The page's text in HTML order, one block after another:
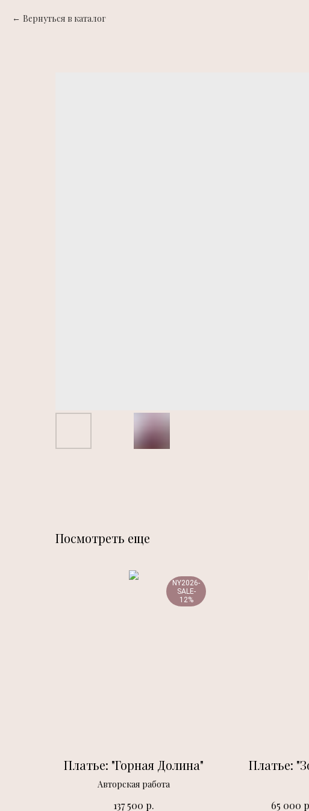
Вернуться в каталог
Посмотреть еще
NY2026-
SALE-
12%
Платье: "Горная Долина"
Авторская работа
137 500 р.
Платье:
65 000